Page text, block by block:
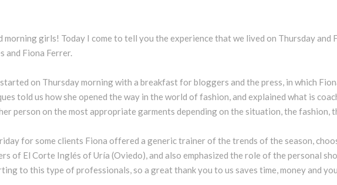
morning girls! Today I come to tell you the experience that we lived on Thursday
and Fiona Ferrer.
on Thursday morning with a breakfast for bloggers and the press, in which
told us how she opened the way in the world of fashion, and explained what is
person on the most appropriate garments depending on the situation, the fashion,
for some clients Fiona offered a generic trainer of the trends of the season,
of El Corte Inglés of Uría (Oviedo), and also emphasized the role of the personal
to this type of professionals, so a great thank you to us saves time, money and